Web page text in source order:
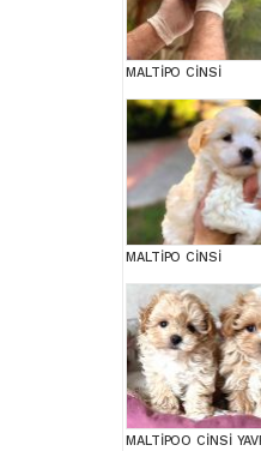
MALTİPO CİNSİ
MALTİPO CİNSİ